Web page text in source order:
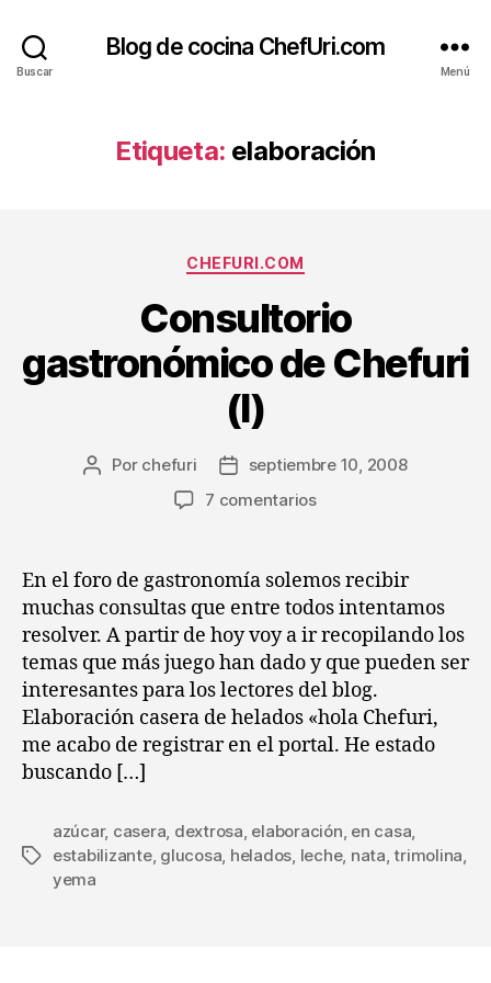
Buscar
Blog de cocina ChefUri.com
Menú
Etiqueta: elaboración
Categorías
CHEFURI.COM
Consultorio
gastronómico de Chefuri
(I)
Autor
Por chefuri
Fechaseptiembre 10, 2008
7 comentariosen
Chefuri
(I)
En el foro de gastronomía solemos recibir
muchas consultas que entre todos intentamos
resolver. A partir de hoy voy a ir recopilando los
temas que más juego han dado y que pueden ser
interesantes para los lectores del blog.
Elaboración casera de helados «hola Chefuri,
me acabo de registrar en el portal. He estado
buscando […]
Etiquetas
azúcar, casera dextrosa elaboración en casa
estabilizante, glucosa helados leche, nata ,trimolina
yema